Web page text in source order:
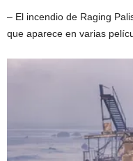
– El incendio de Raging
que aparece en varias